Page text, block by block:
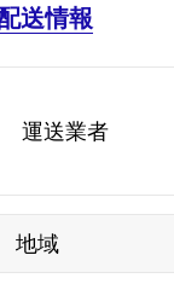
送情報
運送業者
地域